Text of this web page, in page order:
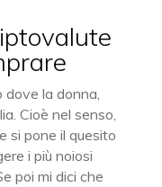
dove la donna,
Cioè nel senso,
si pone il quesito
i più noiosi
poi mi dici che